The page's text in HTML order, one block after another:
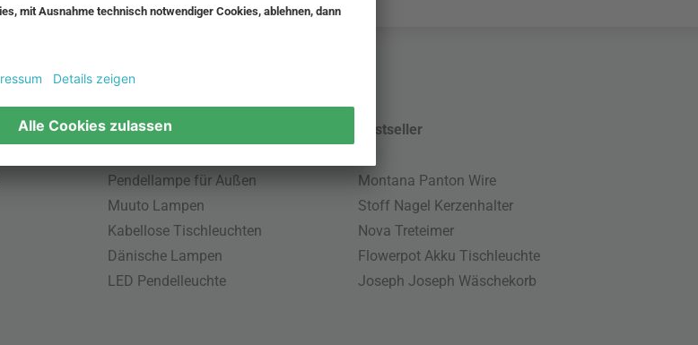
Beliebte Leuchten
Pendellampe für Außen
Muuto Lampen
Kabellose Tischleuchten
Dänische Lampen
LED Pendelleuchte
Bestseller
Montana Panton Wire
Stoff Nagel Kerzenhalter
Nova Treteimer
Flowerpot Akku Tischleuchte
Joseph Joseph Wäschekorb